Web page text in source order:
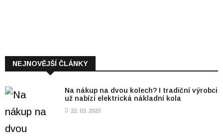
NEJNOVĚJŠÍ ČLÁNKY
Na nákup na dvou kolech? I tradiční výrobci
už nabízí elektrická nákladní kola
22. 03. 2023